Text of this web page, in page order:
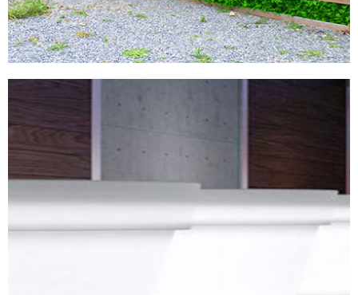
POTS & BACS